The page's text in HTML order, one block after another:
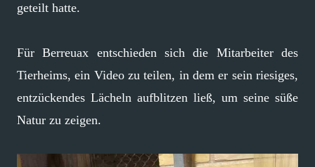
geteilt hatte.
Für Berreuax entschieden sich die Mitarbeiter des
Tierheims, ein Video zu teilen, in dem er sein riesiges,
entzückendes Lächeln aufblitzen ließ, um seine süße
Natur zu zeigen.